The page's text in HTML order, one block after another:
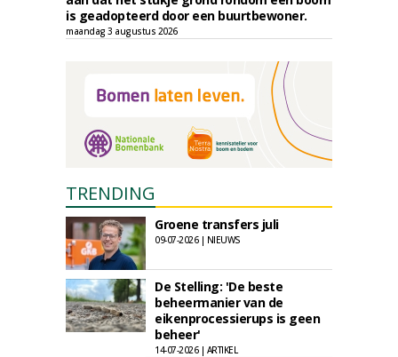
is geadopteerd door een buurtbewoner.
maandag 3 augustus 2026
TRENDING
Groene transfers juli
09-07-2026 | NIEUWS
De Stelling: 'De beste
beheermanier van de
eikenprocessierups is geen
beheer'
14-07-2026 | ARTIKEL